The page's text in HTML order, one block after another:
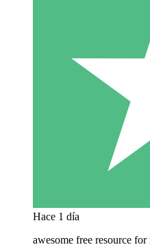
Hace 1 día
awesome free resource